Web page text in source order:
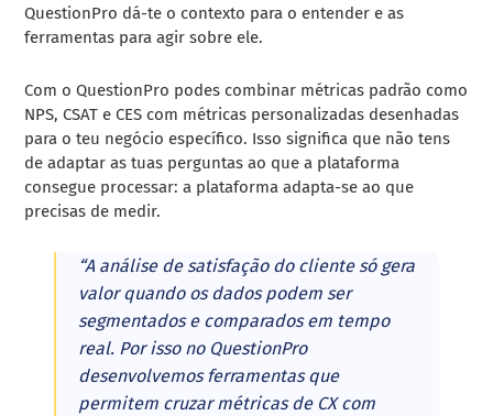
QuestionPro dá-te o contexto para o entender e as
ferramentas para agir sobre ele.
Com o QuestionPro podes combinar métricas padrão como
NPS, CSAT e CES com métricas personalizadas desenhadas
para o teu negócio específico. Isso significa que não tens
de adaptar as tuas perguntas ao que a plataforma
consegue processar: a plataforma adapta-se ao que
precisas de medir.
“A análise de satisfação do cliente só gera
valor quando os dados podem ser
segmentados e comparados em tempo
real. Por isso no QuestionPro
desenvolvemos ferramentas que
permitem cruzar métricas de CX com